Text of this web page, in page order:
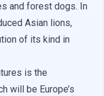
and forest dogs. In
Asian lions,
of its kind in
is the
will be Europe’s
для
Целью
и интересна
образом более